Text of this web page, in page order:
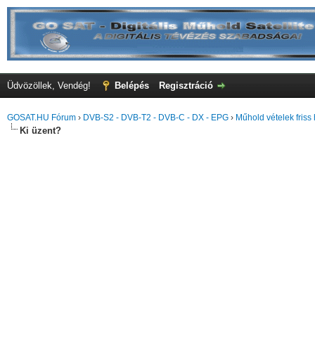
Üdvözöllek, Vendég! Belépés Regisztráció
GOSAT.HU Fórum › DVB-S2 - DVB-T2 - DVB-C - DX - EPG › Műhold vételek friss
Ki üzent?